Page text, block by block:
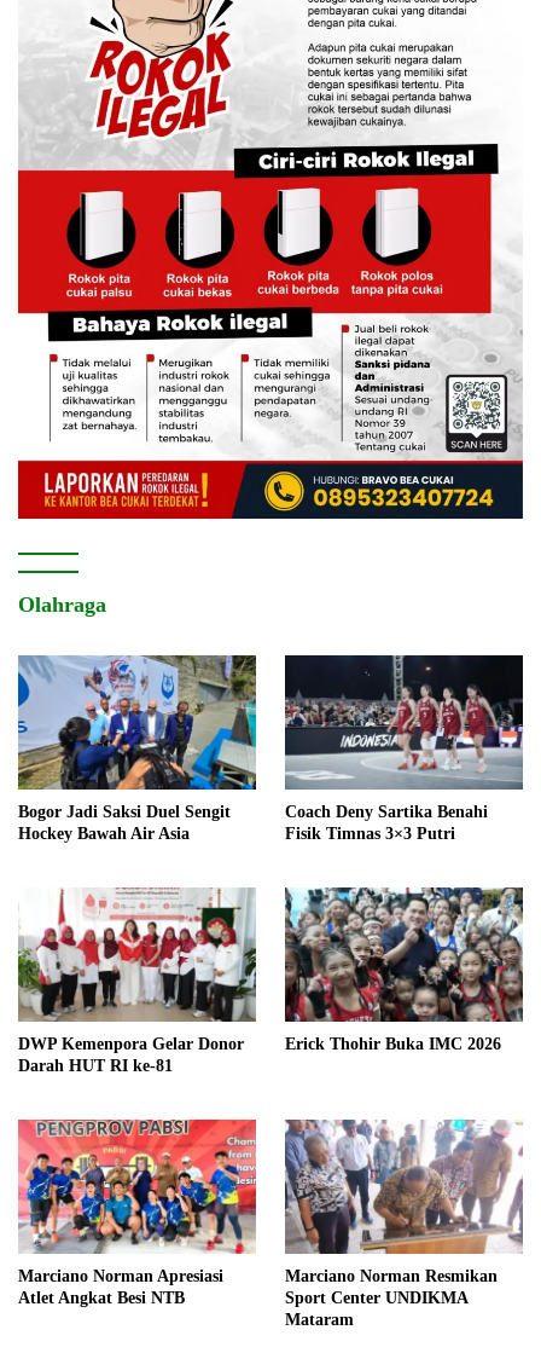
Olahraga
Bogor Jadi Saksi Duel Sengit
Hockey Bawah Air Asia
Coach Deny Sartika Benahi
Fisik Timnas 3×3 Putri
DWP Kemenpora Gelar Donor
Darah HUT RI ke-81
Erick Thohir Buka IMC 2026
Marciano Norman Apresiasi
Atlet Angkat Besi NTB
Marciano Norman Resmikan
Sport Center UNDIKMA
Mataram